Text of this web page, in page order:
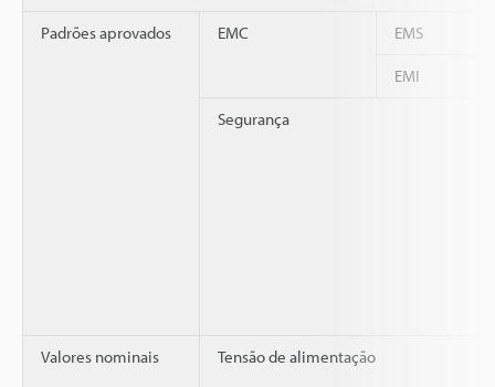
Padrões aprovados EMC EMS
EMI
Segurança
Valores nominais Tensão de alimentação